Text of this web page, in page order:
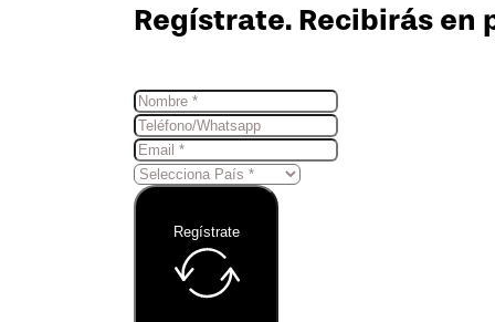
Regístrate. Recibirás en
Regístrate